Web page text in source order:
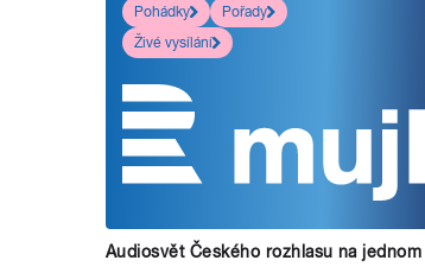
Pohádky
Pořady
Živé vysílání
Audiosvět Českého rozhlasu na